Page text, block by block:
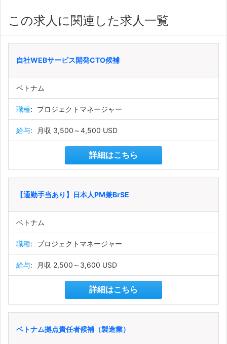
この求人に関連した求人一覧
自社WEBサービス開発CTO候補
ベトナム
職種: プロジェクトマネージャー
給与: 月収 3,500～4,500 USD
詳細はこちら
【通勤手当あり】日本人PM兼BrSE
ベトナム
職種: プロジェクトマネージャー
給与: 月収 2,500～3,600 USD
詳細はこちら
ベトナム拠点責任者候補（製造業）